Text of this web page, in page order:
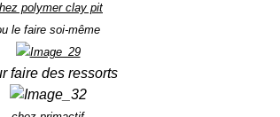
polymer clay pit
le faire soi-même
faire des ressorts